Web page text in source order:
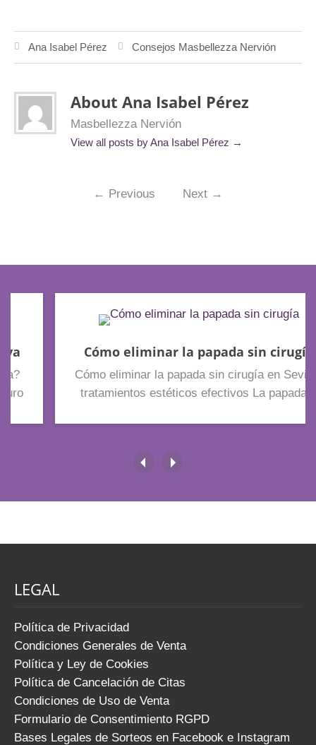
Ana Isabel Pérez Consejos Masbellezza Nervión
About Ana Isabel Pérez
Masbellezza Nervión
View all posts by Ana Isabel Pérez →
← Previous Next →
Cómo eliminar la papada sin cirugía
Cómo eliminar la papada sin cirugía en Sevilla:
tratamientos estéticos efectivos La papada o
con el paso del tiempo, aparece una
bajo el mentón que altera el […]
LEGAL
Política de Privacidad
Condiciones Generales de Venta
Política y Ley de Cookies
Política de Cancelación de Citas
Condiciones de Uso de Venta
Formulario de Consentimiento RGPD
Bases Legales de Sorteos en Facebook e Instagram